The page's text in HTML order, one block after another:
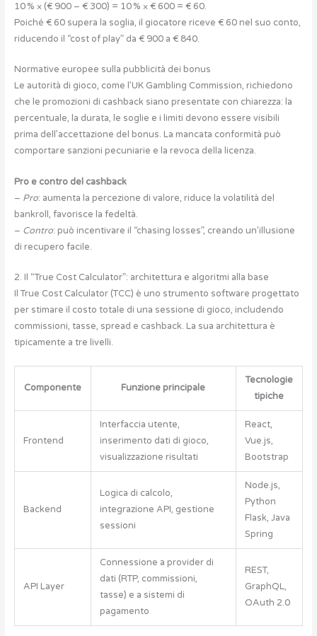
10 % × (€ 900 – € 300) = 10 % × € 600 = € 60.
Poiché € 60 supera la soglia, il giocatore riceve € 60 nel suo conto,
riducendo il “cost of play” da € 900 a € 840.
Normative europee sulla pubblicità dei bonus
Le autorità di gioco, come l’UK Gambling Commission, richiedono
che le promozioni di cashback siano presentate con chiarezza: la
percentuale, la durata, le soglie e i limiti devono essere visibili
prima dell’accettazione del bonus. La mancata conformità può
comportare sanzioni pecuniarie e la revoca della licenza.
Pro e contro del cashback
– Pro: aumenta la percezione di valore, riduce la volatilità del
bankroll, favorisce la fedeltà.
– Contro: può incentivare il “chasing losses”, creando un’illusione
di recupero facile.
2. Il “True Cost Calculator”: architettura e algoritmi alla base
Il True Cost Calculator (TCC) è uno strumento software progettato
per stimare il costo totale di una sessione di gioco, includendo
commissioni, tasse, spread e cashback. La sua architettura è
tipicamente a tre livelli.
Componente Funzione principale
Tecnologie
tipiche
Frontend
Interfaccia utente,
inserimento dati di gioco,
visualizzazione risultati
React,
Vue.js,
Bootstrap
Backend
Logica di calcolo,
integrazione API, gestione
sessioni
Node.js,
Python
Flask, Java
Spring
API Layer
Connessione a provider di
dati (RTP, commissioni,
tasse) e a sistemi di
pagamento
REST,
GraphQL,
OAuth 2.0